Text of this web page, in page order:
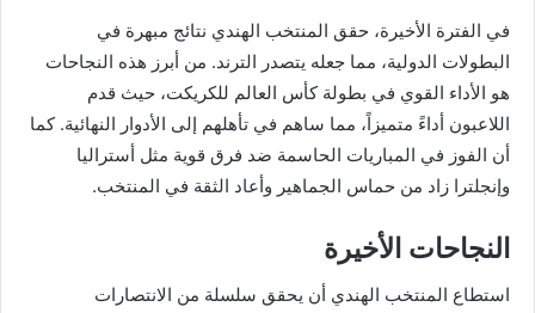
في الفترة الأخيرة، حقق المنتخب الهندي نتائج مبهرة في
البطولات الدولية، مما جعله يتصدر الترند. من أبرز هذه النجاحات
هو الأداء القوي في بطولة كأس العالم للكريكت، حيث قدم
اللاعبون أداءً متميزاً، مما ساهم في تأهلهم إلى الأدوار النهائية. كما
أن الفوز في المباريات الحاسمة ضد فرق قوية مثل أستراليا
وإنجلترا زاد من حماس الجماهير وأعاد الثقة في المنتخب.
النجاحات الأخيرة
استطاع المنتخب الهندي أن يحقق سلسلة من الانتصارات